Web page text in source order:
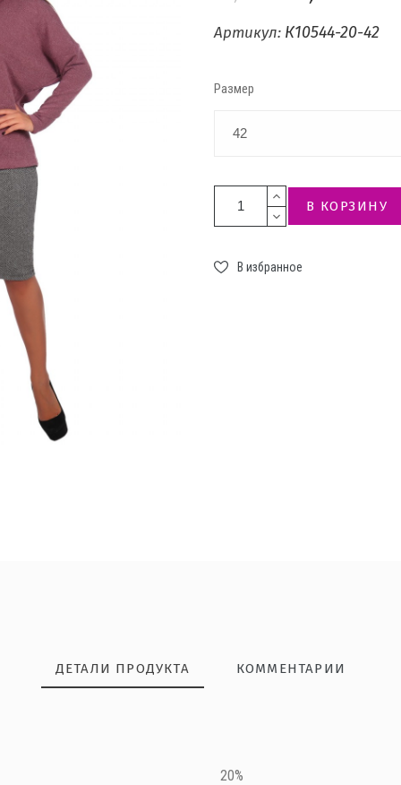
Артикул: К10544-20-42
Размер
В КОРЗИНУ
В избранное
ДЕТАЛИ ПРОДУКТА КОММЕНТАРИИ
20%